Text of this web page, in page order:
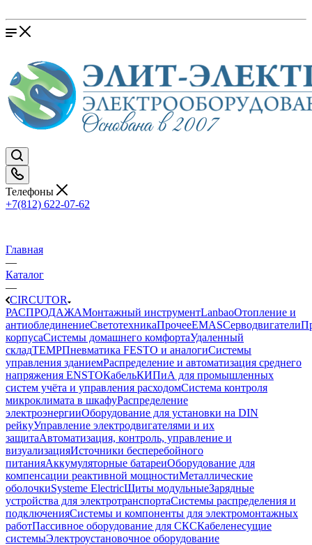
Телефоны
+7(812) 622-07-62
Главная
—
Каталог
—
CIRCUTOR
РАСПРОДАЖАМонтажный инструментLanbaoОтопление и
антиоблединениеСветотехникаПрочееEMASCерводвигатели
корпусаСистемы домашнего комфортаУдаленный
складTEMPПневматика FESTO и аналогиСистемы
управления зданиемРаспределение и автоматизация среднего
напряжения ENSTOКабельКИПиА для промышленных
систем учёта и управления расходомСистема контроля
микроклимата в шкафуРаспределение
электроэнергииОборудование для установки на DIN
рейкуУправление электродвигателями и их
защитаАвтоматизация, контроль, управление и
визуализацияИсточники бесперебойного
питанияАккумуляторные батареиОборудование для
компенсации реактивной мощностиМеталлические
оболочкиSysteme ElectricЩиты модульныеЗарядные
устройства для электротранспортаСистемы распределения и
подключенияСистемы и компоненты для электромонтажных
работПассивное оборудование для СКСКабеленесущие
системыЭлектроустановочное оборудование